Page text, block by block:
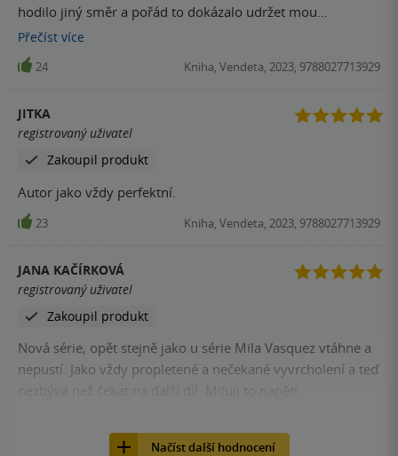
hodilo jiný směr a pořád to dokázalo udržet mou
pozornost. Přečetla jsem za dva dny
Přečíst více
24 Kniha, Vendeta, 2023, 9788027713929
JITKA
registrovaný uživatel
Zakoupil produkt
Autor jako vždy perfektní.
23 Kniha, Vendeta, 2023, 9788027713929
JANA KAČÍRKOVÁ
registrovaný uživatel
Zakoupil produkt
Nová série, opět stejně jako u série Mila Vasquez vtáhne a
nepustí. Jako vždy propletené a nečekané vyvrcholení a teď
Načíst další hodnocení